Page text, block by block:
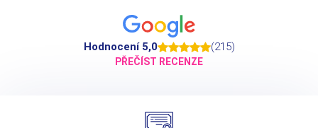
Hodnocení 5,0 (215)
PŘEČÍST RECENZE